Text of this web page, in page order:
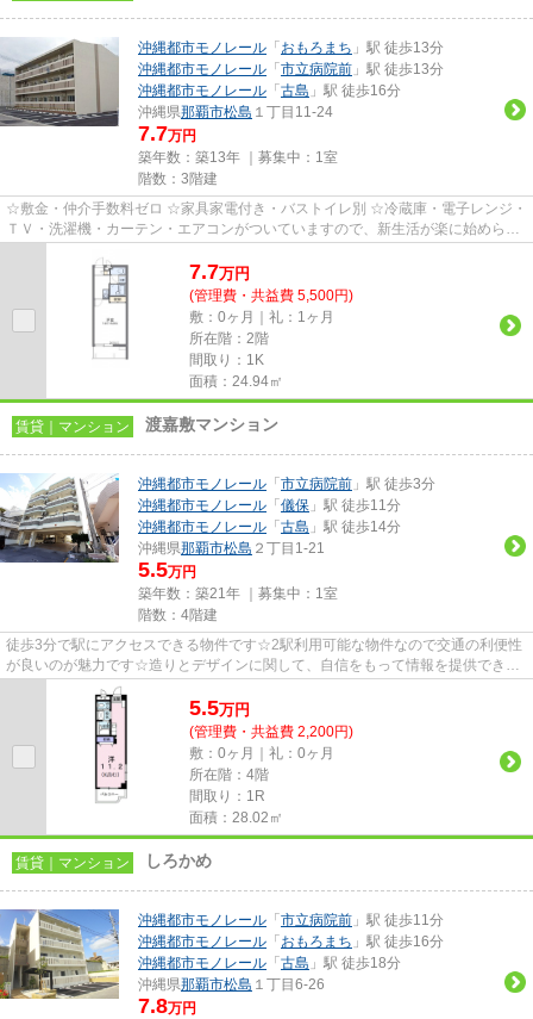
沖縄都市モノレール 「 おもろまち 」駅 徒歩13分
沖縄都市モノレール 「 市立病院前 」駅 徒歩13分
沖縄都市モノレール 「 古島 」駅 徒歩16分
沖縄県那覇市松島 １丁目11-24
7.7万円
築年数：築13年 ｜募集中： 1室
階数：3階建
☆敷金・仲介手数料ゼロ ☆家具家電付き・バストイレ別 ☆冷蔵庫・電子レンジ・
ＴＶ・洗濯機・カーテン・エアコンがついていますので、新生活が楽に始められ
7.7万円
(管理費・共益費 5,500円)
敷：0ヶ月｜礼：1ヶ月
所在階：2階
間取り：1K
面積：24.94㎡
賃貸｜マンション 渡嘉敷マンション
沖縄都市モノレール 「 市立病院前 」駅 徒歩3分
沖縄都市モノレール 「 儀保 」駅 徒歩11分
沖縄都市モノレール 「 古島 」駅 徒歩14分
沖縄県那覇市松島 ２丁目1-21
5.5万円
築年数：築21年 ｜募集中： 1室
階数：4階建
徒歩3分で駅にアクセスできる物件です☆2駅利用可能な物件なので交通の利便性
が良いのが魅力です☆造りとデザインに関して、自信をもって情報を提供できる
マンションです☆こだわりポイン...
5.5万円
(管理費・共益費 2,200円)
敷：0ヶ月｜礼：0ヶ月
所在階：4階
間取り：1R
面積：28.02㎡
賃貸｜マンション しろかめ
沖縄都市モノレール 「 市立病院前 」駅 徒歩11分
沖縄都市モノレール 「 おもろまち 」駅 徒歩16分
沖縄都市モノレール 「 古島 」駅 徒歩18分
沖縄県那覇市松島 １丁目6-26
7.8万円